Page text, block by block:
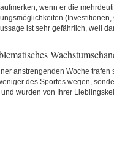
wenn er die
ist sehr gefährlich, weil
anstrengenden Woche
des Sportes wegen,
wurden von Ihrer